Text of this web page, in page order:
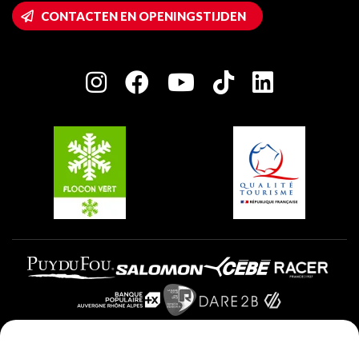
Wifi toegang
Huis van de eigenaar
Charter van toegewijde spelers
Plagne 1800
Plagne Villages
Plagne Aime 2000
CONTACTEN EN OPENINGSTIJDEN